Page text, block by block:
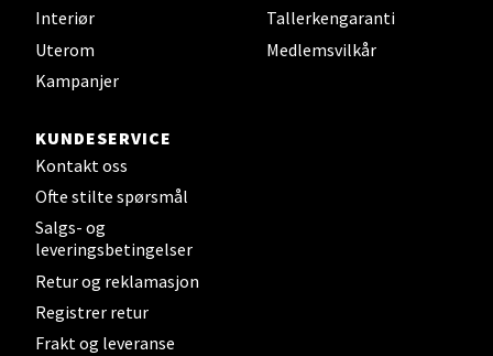
Interiør
Uterom
Kampanjer
Tallerkengaranti
Medlemsvilkår
KUNDESERVICE
Kontakt oss
Ofte stilte spørsmål
Salgs- og
leveringsbetingelser
Retur og reklamasjon
Registrer retur
Frakt og leveranse
Velg
Leirvik - Stord
Torgbakken 2, 5401 Stord
Åpent i dag 10-17
0 i butikk